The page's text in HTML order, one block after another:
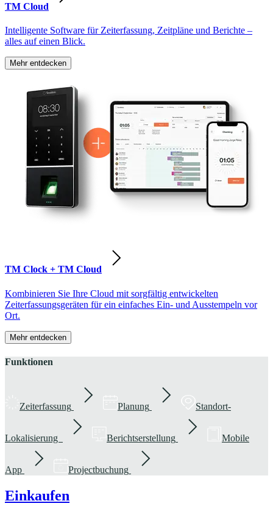
TM Cloud
Intelligente Software für Zeiterfassung, Zeitpläne und Berichte –
alles auf einen Blick.
Mehr entdecken
TM Clock + TM Cloud
Kombinieren Sie Ihre Cloud mit sorgfältig entwickelten
Zeiterfassungsgeräten für ein einfaches Ein- und Ausstempeln vor
Ort.
Mehr entdecken
Funktionen
Zeiterfassung Planung Standort-
Lokalisierung Berichtserstellung Mobile
App Projectbuchung
Einkaufen